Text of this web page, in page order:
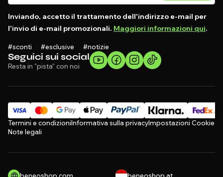
Seguici sui social
Resta in "pista" con noi
Inviando, accetto il trattamento dell'indirizzo e-mail per
l'invio di e-mail promozionali. Maggiori informazioni qui.
#sconti #esclusive #notizie
Termini e condizioniInformativa sulla privacyImpostazioni Cookie
Note legali